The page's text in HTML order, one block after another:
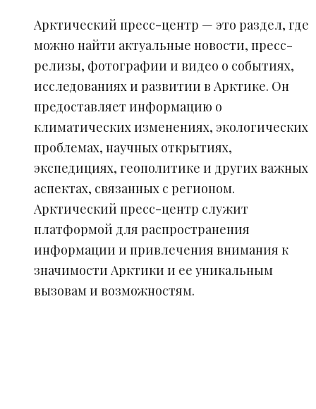
Арктический пресс-центр — это раздел, где
можно найти актуальные новости, пресс-
релизы, фотографии и видео о событиях,
исследованиях и развитии в Арктике. Он
предоставляет информацию о
климатических изменениях, экологических
проблемах, научных открытиях,
экспедициях, геополитике и других важных
аспектах, связанных с регионом.
Арктический пресс-центр служит
платформой для распространения
информации и привлечения внимания к
значимости Арктики и ее уникальным
вызовам и возможностям.